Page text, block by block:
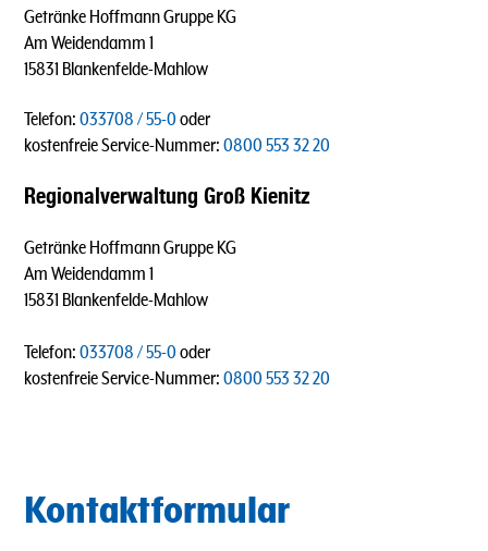
Getränke Hoffmann Gruppe KG
Am Weidendamm 1
15831 Blankenfelde-Mahlow
Telefon: 033708 / 55-0 oder
kostenfreie Service-Nummer: 0800 553 32 20
Regionalverwaltung Groß Kienitz
Getränke Hoffmann Gruppe KG
Am Weidendamm 1
15831 Blankenfelde-Mahlow
Telefon: 033708 / 55-0 oder
kostenfreie Service-Nummer: 0800 553 32 20
Kontaktformular